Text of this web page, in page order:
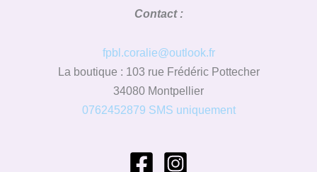
Contact :
fpbl.coralie@outlook.fr
La boutique : 103 rue Frédéric Pottecher
34080 Montpellier
0762452879 SMS uniquement